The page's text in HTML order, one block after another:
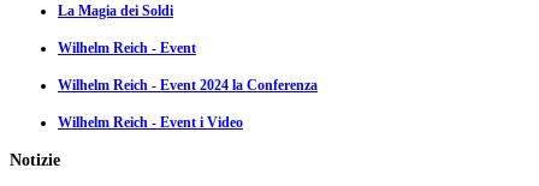
La Magia dei Soldi
Wilhelm Reich - Event
Wilhelm Reich - Event 2024 la Conferenza
Wilhelm Reich - Event i Video
Notizie